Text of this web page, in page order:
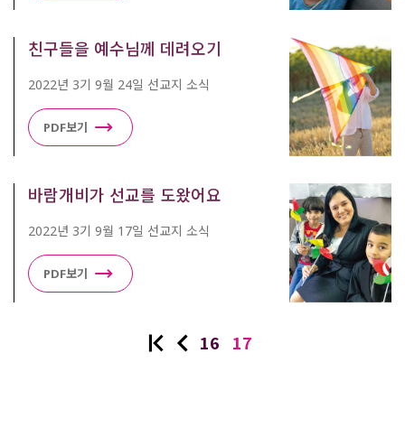
친구들을 예수님께 데려오기
2022년 3기 9월 24일 선교지 소식
PDF보기
바람개비가 선교를 도왔어요
2022년 3기 9월 17일 선교지 소식
PDF보기
16 17